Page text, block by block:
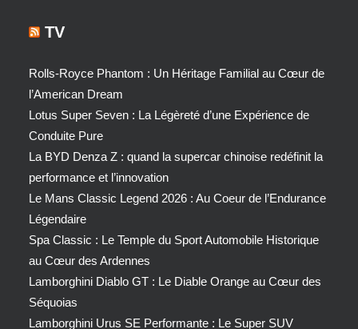
TV
Rolls-Royce Phantom : Un Héritage Familial au Cœur de
l’American Dream
Lotus Super Seven : La Légèreté d’une Expérience de
Conduite Pure
La BYD Denza Z : quand la supercar chinoise redéfinit la
performance et l’innovation
Le Mans Classic Legend 2026 : Au Coeur de l’Endurance
Légendaire
Spa Classic : Le Temple du Sport Automobile Historique
au Cœur des Ardennes
Lamborghini Diablo GT : Le Diable Orange au Cœur des
Séquoias
Lamborghini Urus SE Performante : Le Super SUV